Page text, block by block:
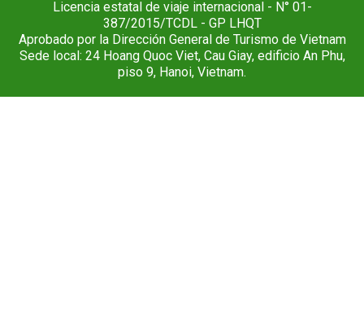
Licencia estatal de viaje internacional - N° 01-
387/2015/TCDL - GP LHQT
Aprobado por la Dirección General de Turismo de Vietnam
Sede local: 24 Hoang Quoc Viet, Cau Giay, edificio An Phu,
piso 9, Hanoi, Vietnam.